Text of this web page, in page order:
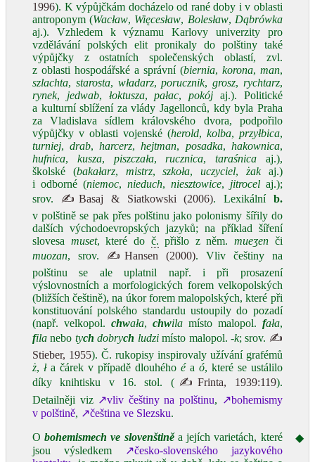
1996). K výpůjčkám docházelo od rané doby i v oblasti
antroponym (Wacław, Więcesław, Bolesław, Dąbrówka
aj.). Vzhledem k významu Karlovy univerzity pro
vzdělávání polských elit pronikaly do polštiny také
výpůjčky z ostatních společenských oblastí, zvl.
z oblasti hospodářské a správní (biernia, korona, man,
szlachta, starosta, władarz,porucznik, grosz, rychtarz,
rynek, jedwab, łoktusza,pałac,pokój aj.). Politické
a kulturní sblížení za vlády Jagellonců, kdy byla Praha
za Vladislava sídlem královského dvora, podpořilo
výpůjčky v oblasti vojenské (herold, kolba, przyłbica,
turniej,drab,harcerz,hejtman, posadka, hakownica,
hufnica, kusza, piszczała,rucznica, taraśnica aj.),
školské (bakałarz, mistrz,szkoła,uczyciel, żakaj.)
i odborné (niemoc, nieduch, niesztowice, jitrocelaj.);
srov. ✍Basaj & Siatkowski (2006). Lexikální b.
v polštině se pak přes polštinu jako polonismy šířily do
dalších východoevropských jazyků; na příklad šíření
slovesa muset, které do č. přišlo z něm.mueʒen či
muozan, srov. ✍Hansen (2000). Vliv češtiny na
polštinu se ale uplatnil např. i při prosazení
výslovnostních a morfologických forem velkopolských
(bližších češtině), na úkor forem malopolských, které při
konstituování polského standardu ustoupily do pozadí
(např. velkopol. chwała, chwilamísto malopol. fała,
fila nebo tych dobrych ludzimísto malopol. ‑k; srov. ✍
Stieber, 1955). Č. rukopisy inspirovaly užívání grafémů
ż, ła čárek v případě dlouhého éa ó, které se ustálilo
díky knihtisku v 16. stol. (✍Frinta, 1939:119).
Detailněji viz ↗vliv češtiny na polštinu, ↗bohemismy
v polštině, ↗čeština ve Slezsku.
Obohemismech ve slovenštiněa jejích varietách, které
jsou výsledkem
↗česko-slovenského jazykového
◆